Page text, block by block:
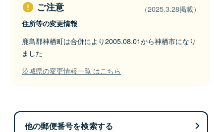
ご注意 （2025.3.28掲載）
住所等の変更情報
鹿島郡神栖町は合併により2005.08.01から神栖市になり
ました
茨城県の変更情報一覧 はこちら
他の郵便番号を検索する